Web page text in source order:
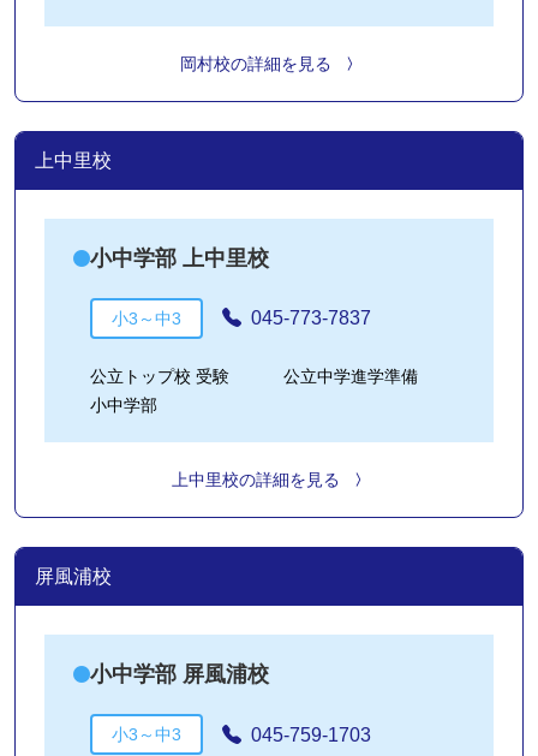
岡村校の詳細を見る
上中里校
小中学部 上中里校
小3～中3 045-773-7837
公立トップ校 受験
公立中学進学準備
小中学部
上中里校の詳細を見る
屏風浦校
小中学部 屏風浦校
小3～中3 045-759-1703